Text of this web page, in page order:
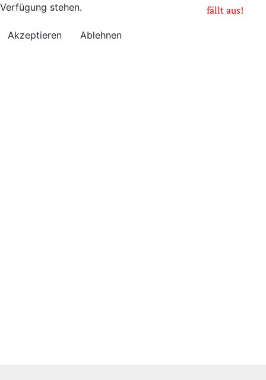
fällt aus!
Verfügung stehen.
Akzeptieren Ablehnen